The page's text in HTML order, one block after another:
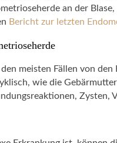
an der
Bericht zur letzten
meisten Fällen von
wie die
Zysten,